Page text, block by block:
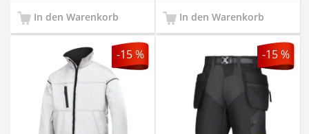
In den Warenkorb In den Warenkorb
-15 % -15 %